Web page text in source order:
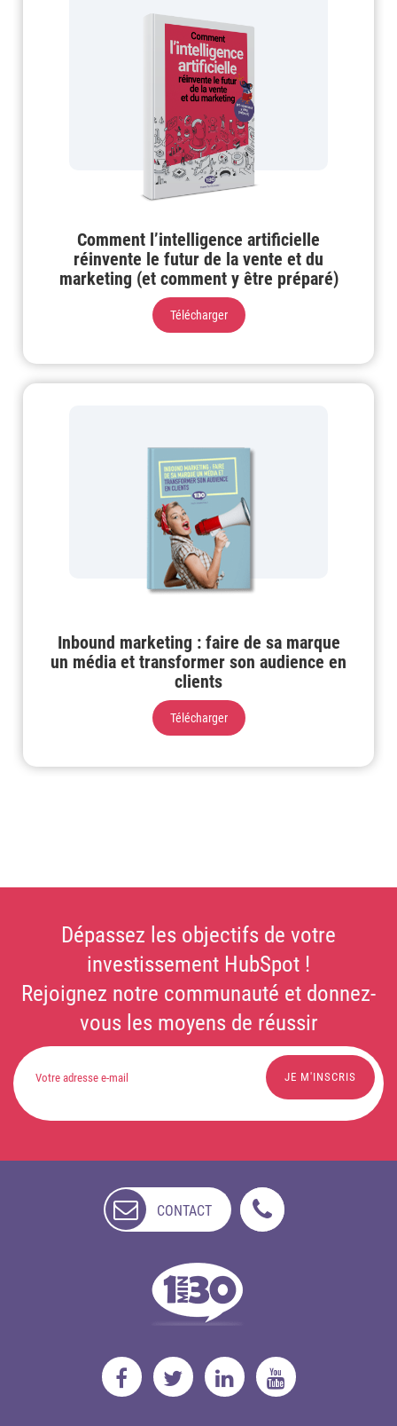
Comment l’intelligence artificielle
réinvente le futur de la vente et du
marketing (et comment y être préparé)
Télécharger
Inbound marketing : faire de sa marque
un média et transformer son audience en
clients
Télécharger
Dépassez les objectifs de votre
investissement HubSpot !
Rejoignez notre communauté et donnez-
vous les moyens de réussir
CONTACT
DISPONIBLE